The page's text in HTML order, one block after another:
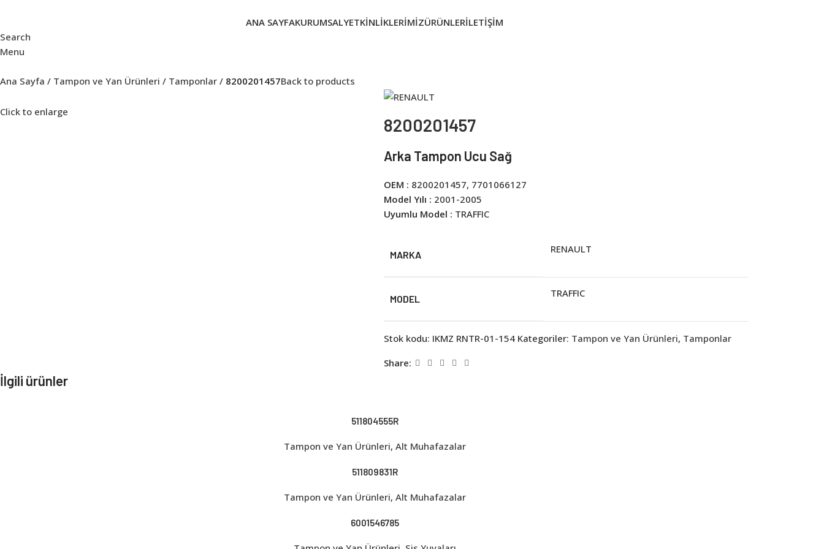
ANA SAYFAKURUMSALYETKINLIKLERIMIZÜRÜNLERİLETIŞIM
Search
Menu
Ana Sayfa Tampon ve Yan Ürünleri Tamponlar 8200201457Back to products
Click to enlarge
8200201457
Arka Tampon Ucu Sağ
OEM : 8200201457, 7701066127
Model Yılı : 2001-2005
Uyumlu Model : TRAFFIC
MARKA RENAULT
MODEL TRAFFIC
Stok kodu: IKMZ RNTR-01-154 Kategoriler: Tampon ve Yan Ürünleri, Tamponlar
Share:
İlgili ürünler
511804555R
Tampon ve Yan Ürünleri, Alt Muhafazalar
511809831R
Tampon ve Yan Ürünleri, Alt Muhafazalar
6001546785